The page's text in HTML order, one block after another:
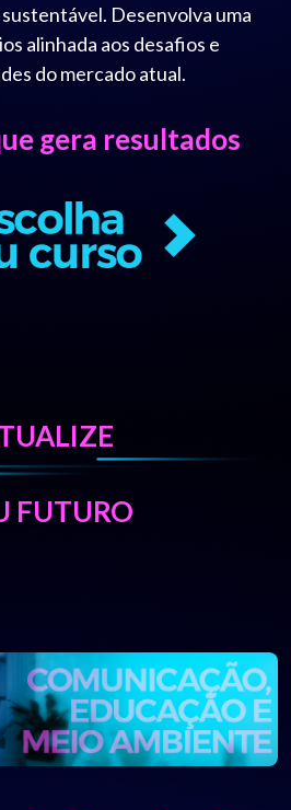
Desenvolva uma
alinhada aos desafios e
do mercado atual.
gera resultados
FUTURO